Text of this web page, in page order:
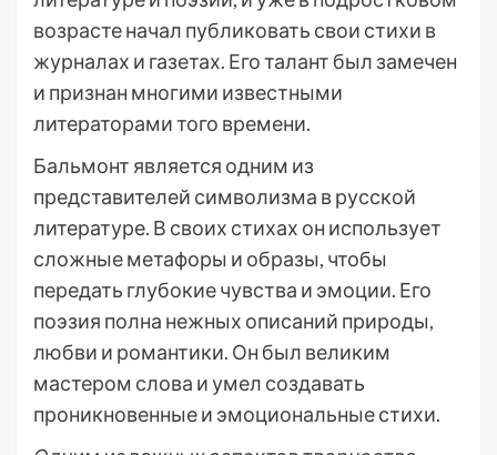
возрасте начал публиковать свои стихи в
журналах и газетах. Его талант был замечен
и признан многими известными
литераторами того времени.
Бальмонт является одним из
представителей символизма в русской
литературе. В своих стихах он использует
сложные метафоры и образы, чтобы
передать глубокие чувства и эмоции. Его
поэзия полна нежных описаний природы,
любви и романтики. Он был великим
мастером слова и умел создавать
проникновенные и эмоциональные стихи.